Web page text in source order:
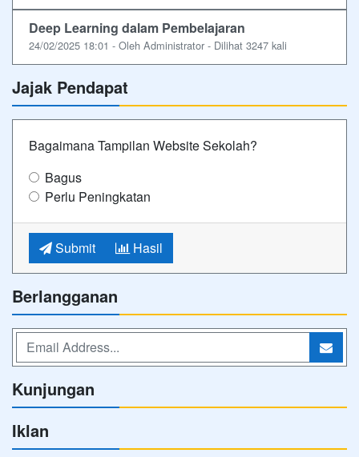
Deep Learning dalam Pembelajaran
24/02/2025 18:01 - Oleh Administrator - Dilihat 3247 kali
Jajak Pendapat
Bagaimana Tampilan Website Sekolah?
Bagus
Perlu Peningkatan
Submit Hasil
Berlangganan
Kunjungan
Iklan